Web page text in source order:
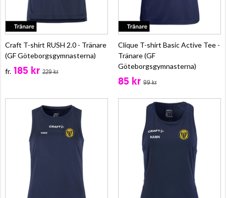
Craft T-shirt RUSH 2.0 - Tränare
(GF Göteborgsgymnasterna)
fr. 185 kr 229 kr
Clique T-shirt Basic Active Tee -
Tränare (GF
Göteborgsgymnasterna)
85 kr 99 kr